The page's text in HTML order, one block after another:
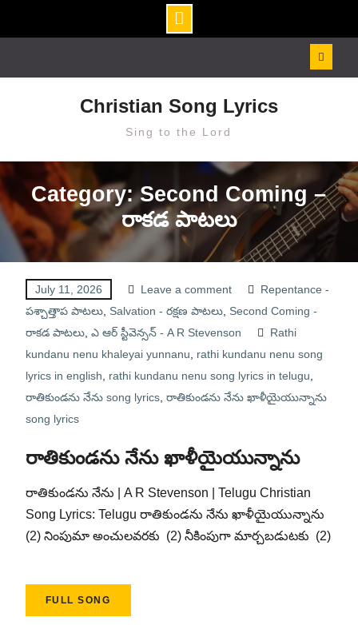
Christian Song Lyrics
Sing to the Lord
Category: Second Coming –
రాకడ పాటలు
July 11, 2026 Leave a comment
Repentance -
పశ్చాత్తాప పాటలు, Salvation - రక్షణ పాటలు, Second Coming -
రాకడ పాటలు, ఎ ఆర్ స్టీవెన్సన్ - A R Stevenson
Rathi
kundanu nenu khaleyai yunnanu
rathi kundanu nenu song
lyrics in english
rathi kundanu nenu song lyrics in telugu
రాతికుండను నేను song lyrics, రాతికుండను నేను ఖాళీయైయున్నాను
song lyrics
రాతికుండను నేను ఖాళీయైయున్నాను
రాతికుండను నేను | A R Stevenson | Telugu Christian
Song Lyrics: Telugu రాతికుండను నేను ఖాళీయైయున్నాను
(2) నింపుమా అంచులవరకు (2) నీకింపుగా మార్చబడుటకు (2)
FULL SONG